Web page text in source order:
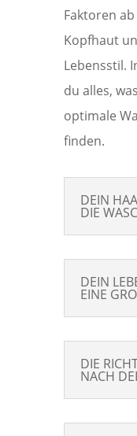
Faktoren
Kopfhaut
Lebensstil.
du alles,
optimale
finden.
DEIN
DIE
DEIN
EINE
DIE
NACH